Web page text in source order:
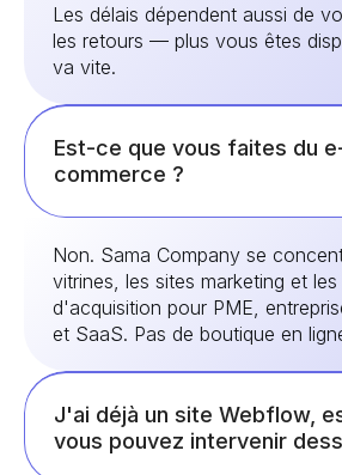
Les délais dépendent aussi de
les retours — plus vous êtes
va vite.
Est-ce que vous faites du
commerce ?
Non. Sama Company se
vitrines, les sites marketing et les
d'acquisition pour PME,
et SaaS. Pas de boutique en
J'ai déjà un site Webflow,
vous pouvez intervenir